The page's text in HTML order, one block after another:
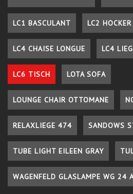
LC1 BASCULANT LC2 HOCKER
LC4 CHAISE LONGUE LC4
LC6 TISCH LOTA SOFA
LOUNGE CHAIR OTTOMANE
RELAXLIEGE 474 SANDOWS
TUBE LIGHT EILEEN GRAY
WAGENFELD GLASLAMPE WG 24